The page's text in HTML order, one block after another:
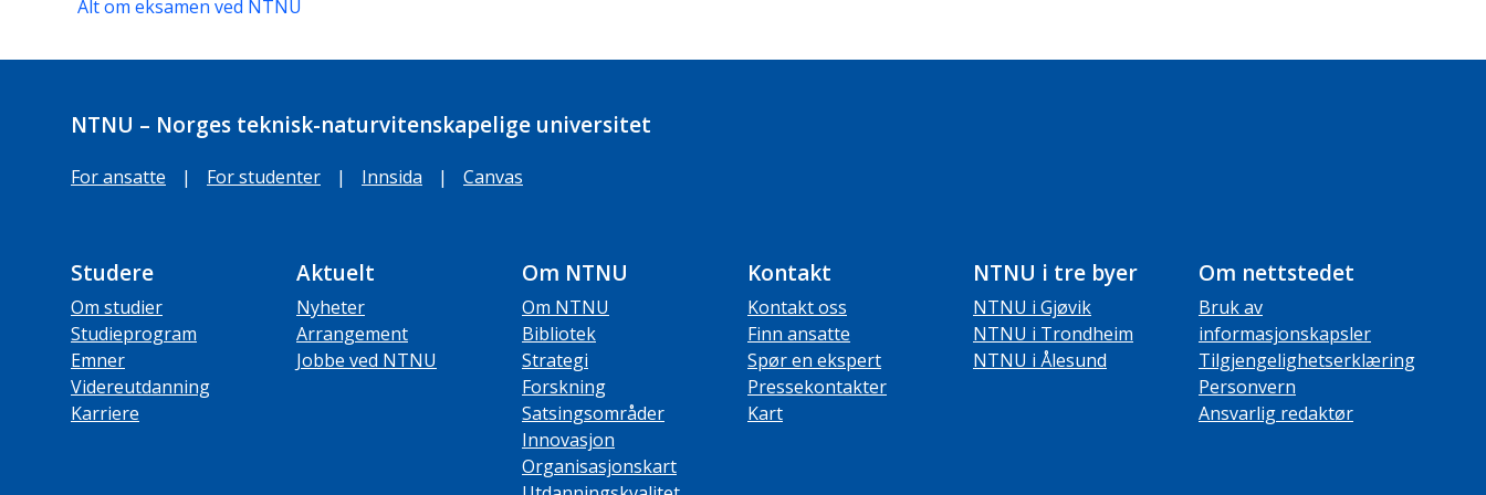
Alt om eksamen ved NTNU
NTNU – Norges teknisk-naturvitenskapelige universitet
For ansatte | For studenter | Innsida | Canvas
Studere
Om studier
Studieprogram
Emner
Videreutdanning
Karriere
Aktuelt
Nyheter
Arrangement
Jobbe ved NTNU
Om NTNU
Om NTNU
Bibliotek
Strategi
Forskning
Satsingsområder
Innovasjon
Organisasjonskart
Kontakt
Kontakt oss
Finn ansatte
Spør en ekspert
Pressekontakter
Kart
NTNU i tre byer
NTNU i Gjøvik
NTNU i Trondheim
NTNU i Ålesund
Om nettstedet
Bruk av
informasjonskapsler
Tilgjengelighetserklæring
Personvern
Ansvarlig redaktør